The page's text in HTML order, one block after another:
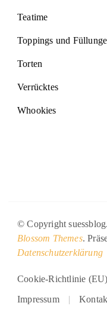
Teatime
Toppings und
Torten
Verrücktes
Whookies
© Copyright
Blossom Themes.
Datenschutzerklärung
Cookie-Richtlinie (EU)
Impressum